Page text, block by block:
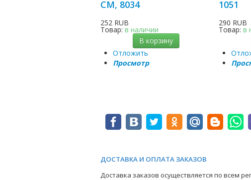
СМ, 8034
252 RUB
Товар: в наличии
В корзину
Отложить
Просмотр
1051
290 RUB
Товар:в
ДОСТАВКА И ОПЛАТА ЗАКАЗОВ
Доставка заказов осуществляется по всем